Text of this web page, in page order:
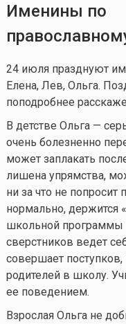
Именины по
24 июля празднуют
Елена, Лев, Ольга.
поподробнее
В детстве Ольга —
очень болезненно
может заплакать
лишена упрямства,
ни за что не
нормально, держится
школьной программы
сверстников ведет
совершает
родителей в школу.
ее поведением.
Взрослая Ольга не